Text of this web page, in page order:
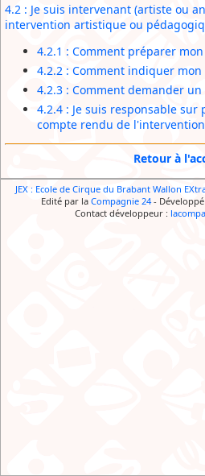
4.2 : Je suis intervenant (artiste ou
intervention artistique ou
4.2.1 : Comment préparer
4.2.2 : Comment indiquer
4.2.3 : Comment demander
4.2.4 : Je suis responsable
compte rendu de
Retour à
JEX : Ecole de Cirque du Brabant Wallon
Edité par la Compagnie 24-
Contact développeur :